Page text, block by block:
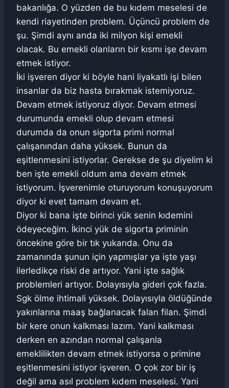
bakanlığa. O yüzden de bu kıdem meselesi de
kendi riayetinden problem. Üçüncü problem de
şu. Şimdi aynı anda iki milyon kişi emekli
olacak. Bu emekli olanların bir kısmı işe devam
etmek istiyor.
İki işveren diyor ki böyle hani liyakatlı işi bilen
insanlar da biz hasta bırakmak istemiyoruz.
Devam etmek istiyoruz diyor. Devam etmesi
durumunda emekli olup devam etmesi
durumda da onun sigorta primi normal
çalışanından daha yüksek. Bunun da
eşitlenmesini istiyorlar. Gerekse de şu diyelim ki
ben işte emekli oldum ama devam etmek
istiyorum. İşverenimle oturuyorum konuşuyorum
diyor ki evet tamam devam et.
Diyor ki bana işte birinci yük senin kıdemini
ödeyeceğim. İkinci yük de sigorta priminin
öncekine göre bir tık yukarıda. Onu da
zamanında şunun için yapmışlar ya işte yaşı
ilerledikçe riski de artıyor. Yani işte sağlık
problemleri artıyor. Dolayısıyla gideri çok fazla.
Sgk ölme ihtimali yüksek. Dolayısıyla öldüğünde
yakınlarına maaş bağlanacak falan filan. Şimdi
bir kere onun kalkması lazım. Yani kalkması
derken en azından normal çalışanla
emeklilikten devam etmek istiyorsa o primine
eşitlenmesini istiyor işveren. O çok zor bir iş
değil ama asıl problem kıdem meselesi. Yani